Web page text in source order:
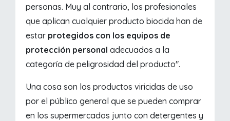
personas. Muy al contrario, los profesionales
que aplican cualquier producto biocida han de
estar protegidos con los equipos de
protección personaladecuados a la
categoría de peligrosidad del producto".
Una cosa son los productos viricidas de uso
por el público general que se pueden comprar
en los supermercados junto con detergentes y